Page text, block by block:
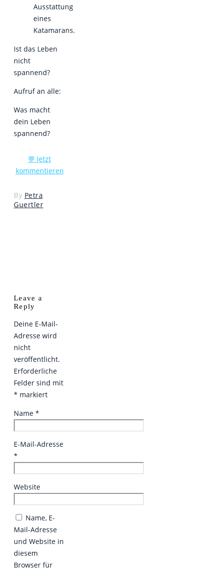
Ausstattung
eines
Katamarans.
Ist das Leben
nicht
spannend?
Aufruf an alle:
Was macht
dein Leben
spannend?
💬 Jetzt
kommentieren
By Petra
Guertler
Leave a
Reply
Deine E-Mail-
Adresse wird
nicht
veröffentlicht.
Erforderliche
Felder sind mit
* markiert
Name *
E-Mail-Adresse
*
Website
Name, E-
Mail-Adresse
und Website in
diesem
Browser für